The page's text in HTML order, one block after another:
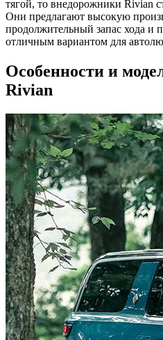
тягой, то внедорожники Rivian
Они предлагают высокую
продолжительный запас хода и
отличным вариантом для
Особенности и
Rivian